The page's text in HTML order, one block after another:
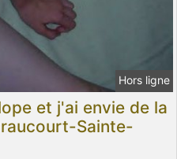
Hors ligne
et j'ai envie de la
Sainte-